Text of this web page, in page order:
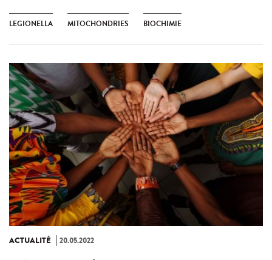
LEGIONELLA MITOCHONDRIES BIOCHIMIE
ACTUALITÉ 20.05.2022